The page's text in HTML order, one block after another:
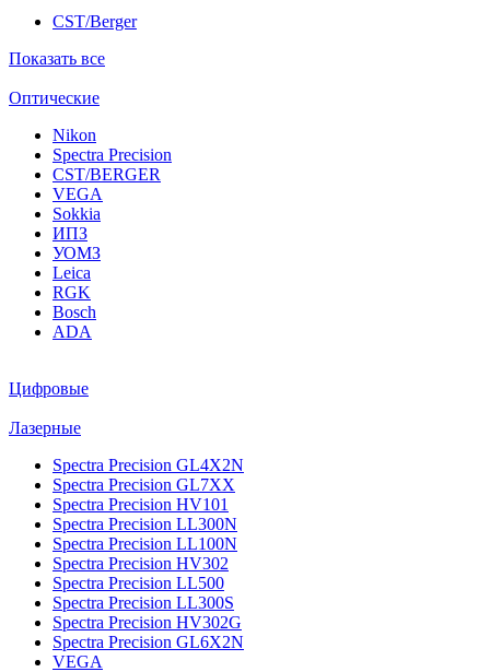
CST/Berger
Показать все
Оптические
Nikon
Spectra Precision
CST/BERGER
VEGA
Sokkia
ИПЗ
УОМЗ
Leica
RGK
Bosch
ADA
Цифровые
Лазерные
Spectra Precision GL4X2N
Spectra Precision GL7XX
Spectra Precision HV101
Spectra Precision LL300N
Spectra Precision LL100N
Spectra Precision HV302
Spectra Precision LL500
Spectra Precision LL300S
Spectra Precision HV302G
Spectra Precision GL6X2N
VEGA